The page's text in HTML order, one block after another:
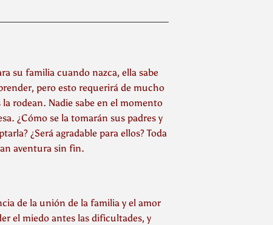
su familia cuando nazca, ella sabe
pero esto requerirá de mucho
rodean. Nadie sabe en el momento
¿Cómo se la tomarán sus padres y
¿Será agradable para ellos? Toda
aventura sin fin.
de la unión de la familia y el amor
el miedo antes las dificultades, y